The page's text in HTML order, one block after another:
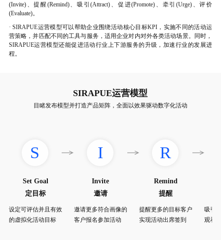
(Invite)、提醒 (Remind)、吸引(Attract) 、促进(Promote) 、牵引(Urge) 、评价
(Evaluate)。
·SIRAPUE运营模型可以帮助企业围绕活动核心目标KPI，实施不同的活动运
营策略，并匹配不同的工具与服务，适用企业对内对外各类活动场景。同时，
SIRAPUE运营模型还能促进活动行业上下游服务的升级，加速行业的发展进
程。
SIRAPUE运营模型
目睹发布模型并打造产品矩阵，全面以效果驱动数字化活动
S I R
Set Goal
定目标
设定可评估并且有效
的虚拟化活动目标
Invite
邀请
邀请更多符合画像的
客户报名参加活动
Remind
提醒
提醒更多的目标客户
实现活动出席签到
吸引
观看